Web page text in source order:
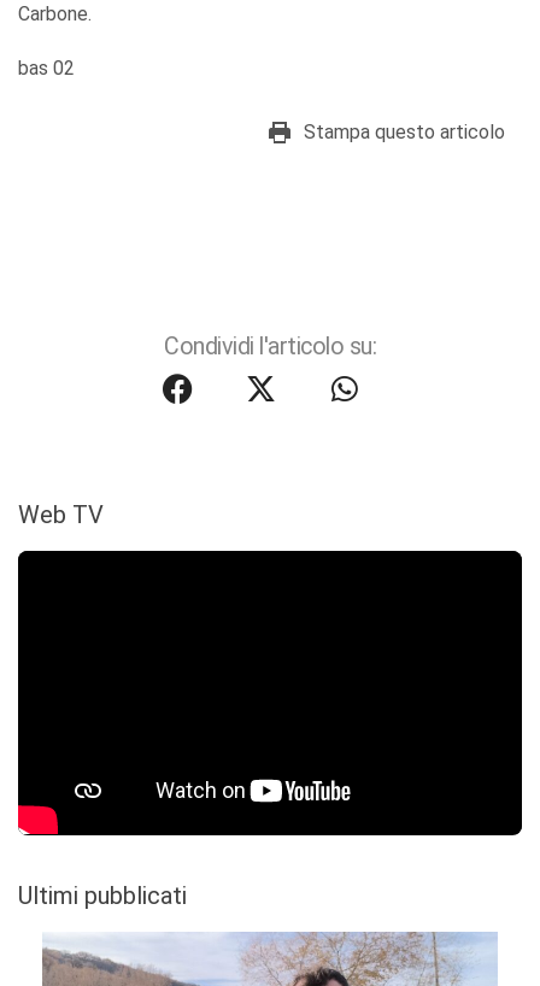
Carbone.
bas 02
Stampa questo articolo
Condividi l'articolo su:
Web TV
Ultimi pubblicati